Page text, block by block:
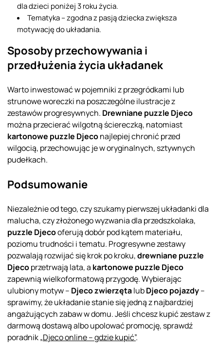
dla dzieci poniżej 3 roku życia.
Tematyka – zgodna z pasją dziecka zwiększa
motywację do układania.
Sposoby przechowywania i
przedłużenia życia układanek
Warto inwestować w pojemniki z przegródkami lub
strunowe woreczki na poszczególne ilustracje z
zestawów progresywnych. Drewniane puzzle Djeco
można przecierać wilgotną ściereczką, natomiast
kartonowe puzzle Djeconajlepiej chronić przed
wilgocią, przechowując je w oryginalnych, sztywnych
pudełkach.
Podsumowanie
Niezależnie od tego, czy szukamy pierwszej układanki dla
malucha, czy złożonego wyzwania dla przedszkolaka,
puzzle Djecooferują dobór pod kątem materiału,
poziomu trudności i tematu. Progresywne zestawy
pozwalają rozwijać się krok po kroku,drewniane puzzle
Djecoprzetrwają lata, a kartonowe puzzle Djeco
zapewnią wielkoformatową przygodę. Wybierając
ulubiony motyw – Djeco zwierzętalubDjeco pojazdy–
sprawimy, że układanie stanie się jedną z najbardziej
angażujących zabaw w domu. Jeśli chcesz kupić zestaw z
darmową dostawą albo upolować promocję, sprawdź
poradnik„Djeco online – gdzie kupić”.